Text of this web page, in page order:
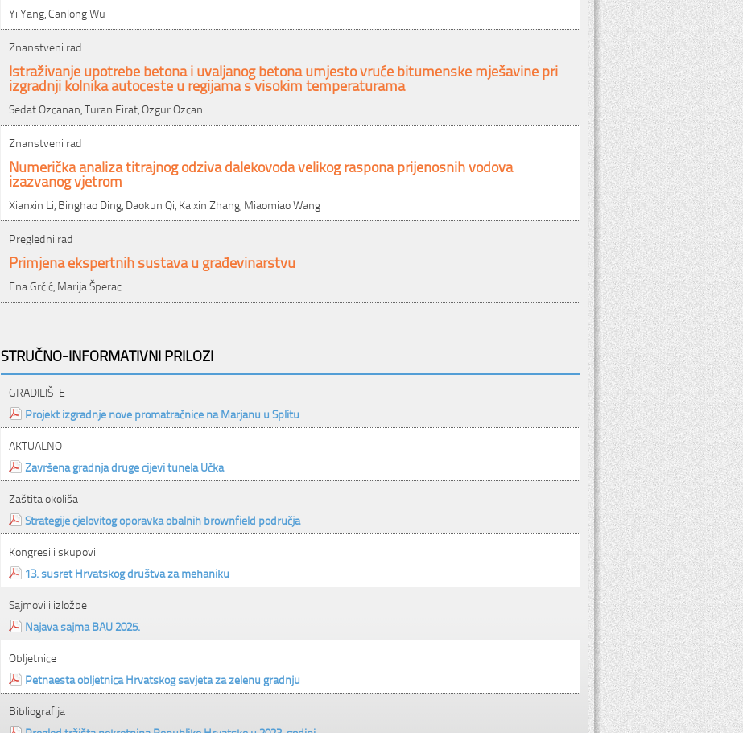
Yi Yang, Canlong Wu
Znanstveni rad
Istraživanje upotrebe betona i uvaljanog betona umjesto vruće bitumenske mješavine pri
izgradnji kolnika autoceste u regijama s visokim temperaturama
Sedat Ozcanan, Turan Firat, Ozgur Ozcan
Znanstveni rad
Numerička analiza titrajnog odziva dalekovoda velikog raspona prijenosnih vodova
izazvanog vjetrom
Xianxin Li, Binghao Ding, Daokun Qi, Kaixin Zhang, Miaomiao Wang
Pregledni rad
Primjena ekspertnih sustava u građevinarstvu
Ena Grčić, Marija Šperac
STRUČNO-INFORMATIVNI PRILOZI
GRADILIŠTE
Projekt izgradnje nove promatračnice na Marjanu u Splitu
AKTUALNO
Završena gradnja druge cijevi tunela Učka
Zaštita okoliša
Strategije cjelovitog oporavka obalnih brownfield područja
Kongresi i skupovi
13. susret Hrvatskog društva za mehaniku
Sajmovi i izložbe
Najava sajma BAU 2025.
Obljetnice
Petnaesta obljetnica Hrvatskog savjeta za zelenu gradnju
Bibliografija